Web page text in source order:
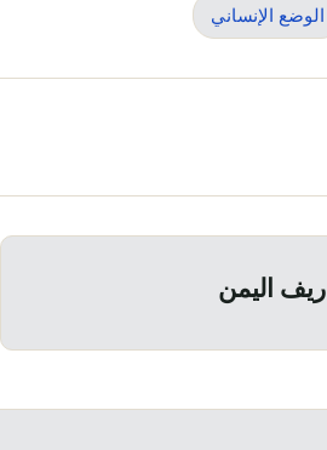
الوضع الإنساني
ريف اليمن